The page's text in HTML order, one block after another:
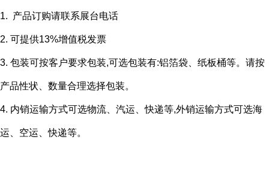
1. 产品订购请联系展台电话
2. 可提供13%增值税发票
3. 包装可按客户要求包装,可选包装有:铝箔袋、纸板桶等。请按
产品性状、数量合理选择包装。
4. 内销运输方式可选物流、汽运、快递等,外销运输方式可选海
运、空运、快递等。